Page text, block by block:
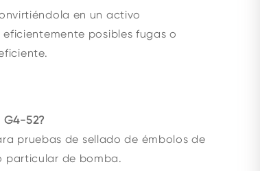
en un activo
posibles fugas o
G4-52?
pruebas de sellado de émbolos de
particular de bomba.